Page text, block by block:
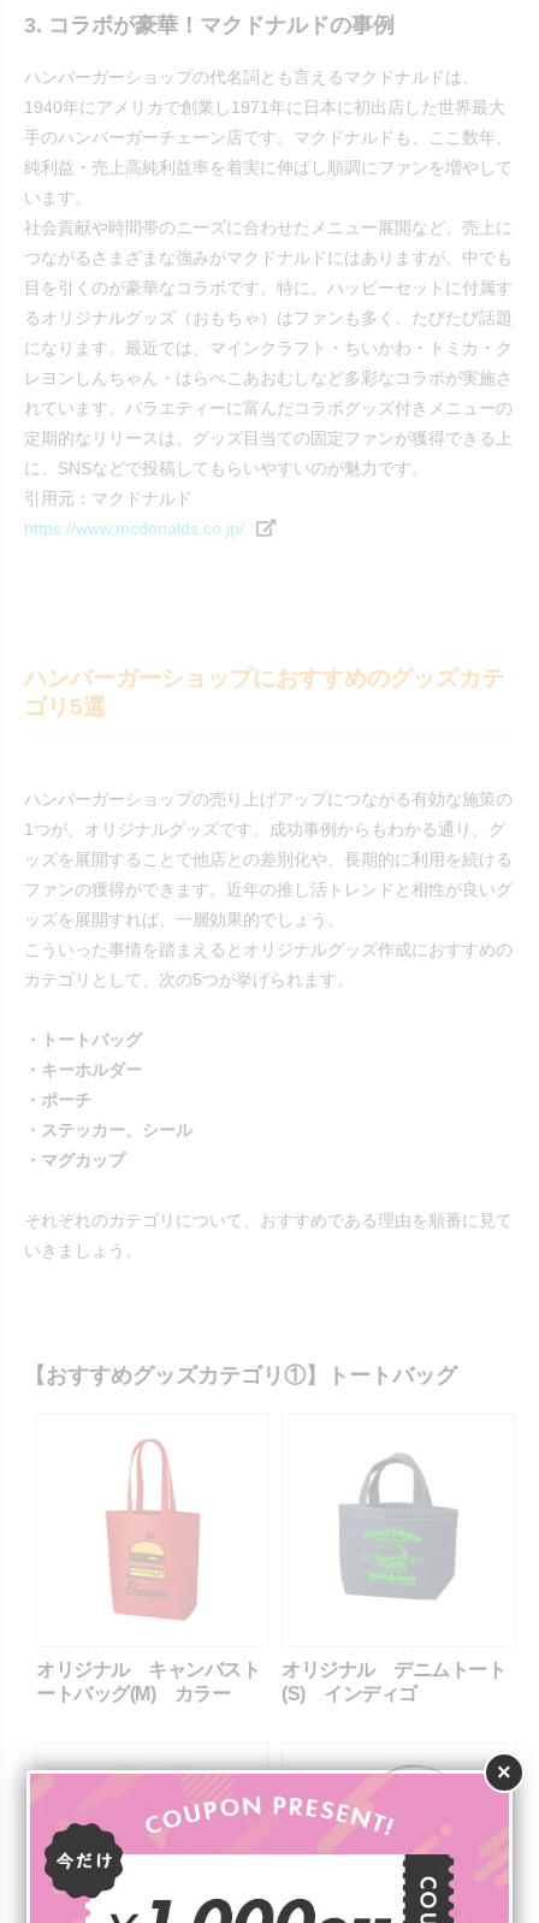
×
3. コラボが豪華！マクドナルドの事例
ハンバーガーショップの代名詞とも言えるマクドナルドは、
1940年にアメリカで創業し1971年に日本に初出店した世界最大
手のハンバーガーチェーン店です。マクドナルドも、ここ数年、
純利益・売上高純利益率を着実に伸ばし順調にファンを増やして
います。
社会貢献や時間帯のニーズに合わせたメニュー展開など、売上に
つながるさまざまな強みがマクドナルドにはありますが、中でも
目を引くのが豪華なコラボです。特に、ハッピーセットに付属す
るオリジナルグッズ（おもちゃ）はファンも多く、たびたび話題
になります。最近では、マインクラフト・ちいかわ・トミカ・ク
レヨンしんちゃん・はらぺこあおむしなど多彩なコラボが実施さ
れています。バラエティーに富んだコラボグッズ付きメニューの
定期的なリリースは、グッズ目当ての固定ファンが獲得できる上
に、SNSなどで投稿してもらいやすいのが魅力です。
引用元：マクドナルド
https://www.mcdonalds.co.jp/
ハンバーガーショップにおすすめのグッズカテ
ゴリ5選
ハンバーガーショップの売り上げアップにつながる有効な施策の
1つが、オリジナルグッズです。成功事例からもわかる通り、グ
ッズを展開することで他店との差別化や、長期的に利用を続ける
ファンの獲得ができます。近年の推し活トレンドと相性が良いグ
ッズを展開すれば、一層効果的でしょう。
こういった事情を踏まえるとオリジナルグッズ作成におすすめの
カテゴリとして、次の5つが挙げられます。
・トートバッグ
・キーホルダー
・ポーチ
・ステッカー、シール
・マグカップ
それぞれのカテゴリについて、おすすめである理由を順番に見て
いきましょう。
【おすすめグッズカテゴリ①】トートバッグ
オリジナル キャンバスト
ートバッグ(M) カラー
オリジナル デニムトート
(S) インディゴ